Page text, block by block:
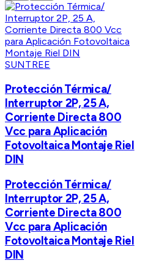
SUNTREE
Protección Térmica/
Interruptor 2P, 25 A,
Corriente Directa 800
Vcc para Aplicación
Fotovoltaica Montaje Riel
DIN
Protección Térmica/
Interruptor 2P, 25 A,
Corriente Directa 800
Vcc para Aplicación
Fotovoltaica Montaje Riel
DIN